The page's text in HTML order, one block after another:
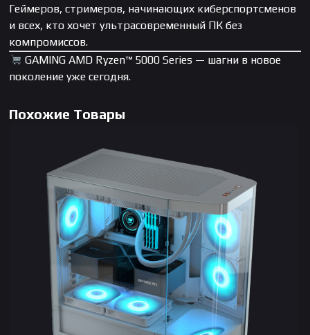
Геймеров, стримеров, начинающих киберспортсменов
и всех, кто хочет ультрасовременный ПК без
компромиссов.
GAMING AMD Ryzen™ 5000 Series — шагни в новое
поколение уже сегодня.
Похожие Товары